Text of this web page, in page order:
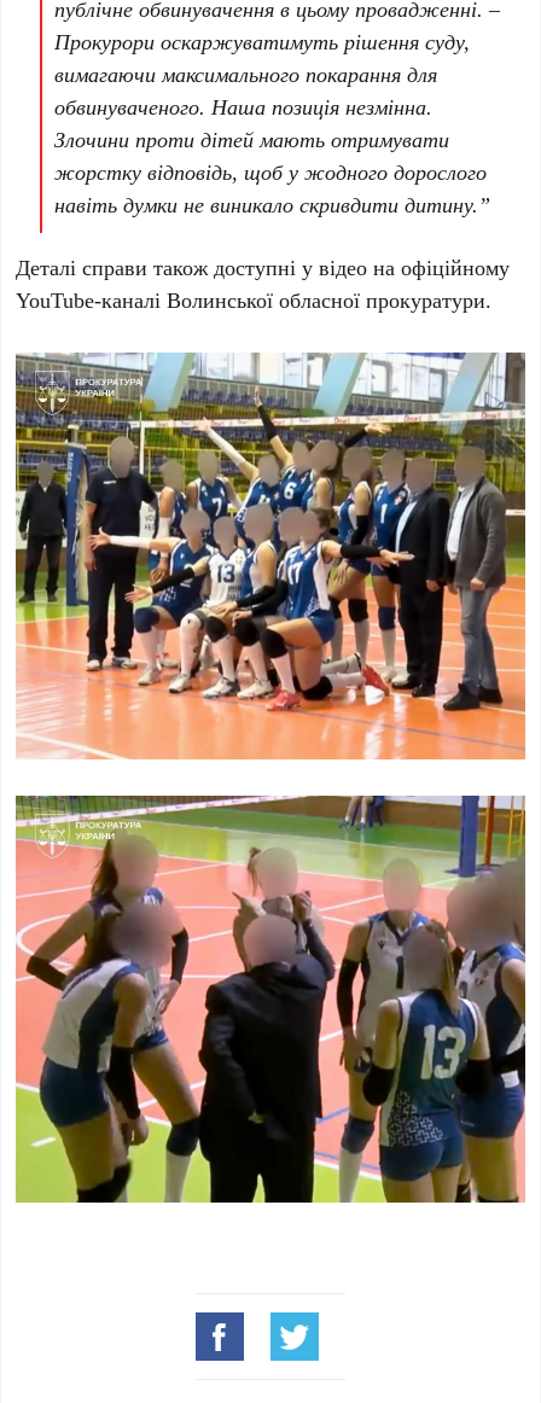
публічне обвинувачення в цьому провадженні. –
Прокурори оскаржуватимуть рішення суду,
вимагаючи максимального покарання для
обвинуваченого. Наша позиція незмінна.
Злочини проти дітей мають отримувати
жорстку відповідь, щоб у жодного дорослого
навіть думки не виникало скривдити дитину.”
Деталі справи також доступні у відео на офіційному
YouTube-каналі Волинської обласної прокуратури.